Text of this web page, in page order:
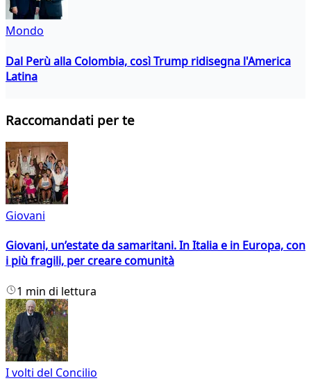
Mondo
Dal Perù alla Colombia, così Trump ridisegna l'America
Latina
Raccomandati per te
Giovani
Giovani, un’estate da samaritani. In Italia e in Europa, con
i più fragili, per creare comunità
1 min di lettura
I volti del Concilio